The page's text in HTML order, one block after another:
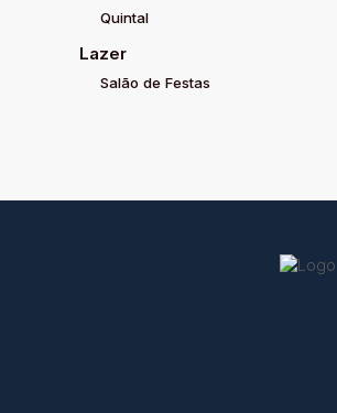
Quintal
Lazer
Salão de Festas